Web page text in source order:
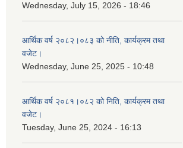
Wednesday, July 15, 2026 - 18:46
आर्थिक वर्ष २०८२।०८३ को नीति, कार्यक्रम तथा
वजेट।
Wednesday, June 25, 2025 - 10:48
आर्थिक वर्ष २०८१।०८२ को निति, कार्यक्रम तथा
वजेट।
Tuesday, June 25, 2024 - 16:13